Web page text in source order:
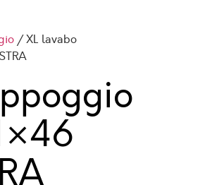
/ XL lavabo